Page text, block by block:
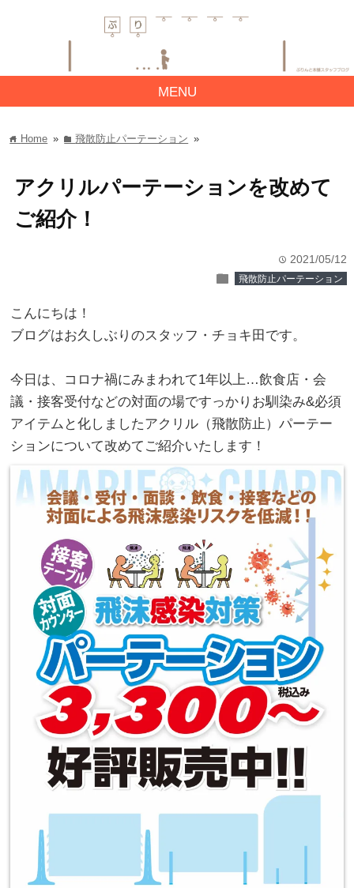
MENU
home Home » folder飛散防止パーテーション »
アクリルパーテーションを改めて
ご紹介！
time 2021/05/12
folder 飛散防止パーテーション
こんにちは！
ブログはお久しぶりのスタッフ・チョキ田です。
今日は、コロナ禍にみまわれて1年以上…飲食店・会
議・接客受付などの対面の場ですっかりお馴染み&必須
アイテムと化しましたアクリル（飛散防止）パーテー
ションについて改めてご紹介いたします！